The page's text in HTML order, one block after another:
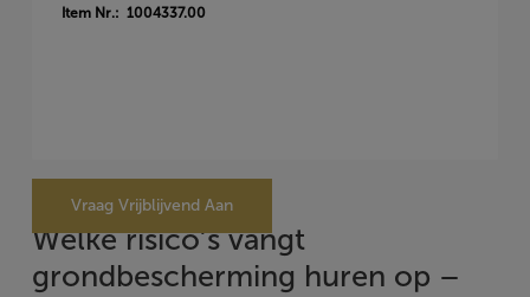
Item Nr.: 1004337.00
Vraag Vrijblijvend Aan
Welke risico’s vangt
grondbescherming huren op –